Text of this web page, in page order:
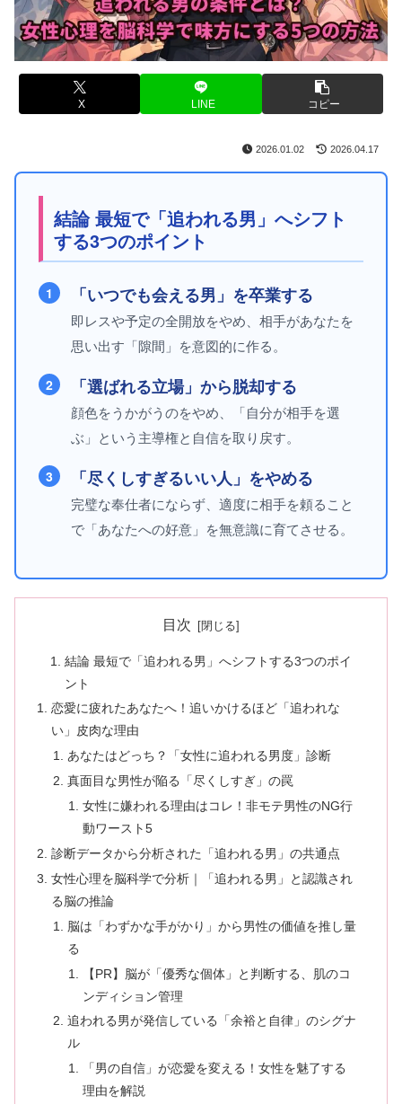
X LINE コピー
2026.01.02 2026.04.17
結論 最短で「追われる男」へシフト
する3つのポイント
1 「いつでも会える男」を卒業する
即レスや予定の全開放をやめ、相手があなたを
思い出す「隙間」を意図的に作る。
2 「選ばれる立場」から脱却する
顔色をうかがうのをやめ、「自分が相手を選
ぶ」という主導権と自信を取り戻す。
3 「尽くしすぎるいい人」をやめる
完璧な奉仕者にならず、適度に相手を頼ること
で「あなたへの好意」を無意識に育てさせる。
目次
結論 最短で「追われる男」へシフトする3つのポイ
ント
恋愛に疲れたあなたへ！追いかけるほど「追われな
い」皮肉な理由
あなたはどっち？「女性に追われる男度」診断
真面目な男性が陥る「尽くしすぎ」の罠
女性に嫌われる理由はコレ！非モテ男性のNG行
動ワースト5
診断データから分析された「追われる男」の共通点
女性心理を脳科学で分析｜「追われる男」と認識され
る脳の推論
脳は「わずかな手がかり」から男性の価値を推し量
る
【PR】脳が「優秀な個体」と判断する、肌のコ
ンディション管理
追われる男が発信している「余裕と自律」のシグナ
ル
「男の自信」が恋愛を変える！女性を魅了する
理由を解説